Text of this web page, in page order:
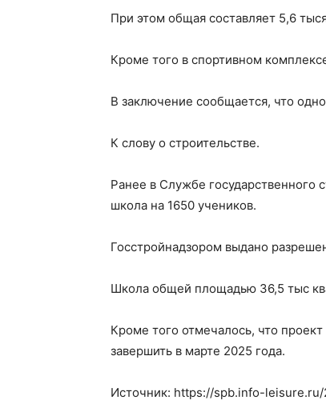
При этом общая составляет 5,6
Кроме того в спортивном
В заключение сообщается, что
К слову о строительстве.
Ранее в Службе государственного
школа на 1650 учеников.
Госстройнадзором выдано
Школа общей площадью 36,5 тыс
Кроме того отмечалось, что
завершить в марте 2025 года.
Источник: https://spb.info-